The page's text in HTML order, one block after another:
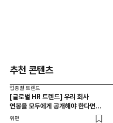
추천 콘텐츠
업종별 트렌드
[글로벌 HR 트렌드] 우리 회사
연봉을 모두에게 공개해야 한다면? |
급여 투명성 법, 해외 사례, 연봉
위펀